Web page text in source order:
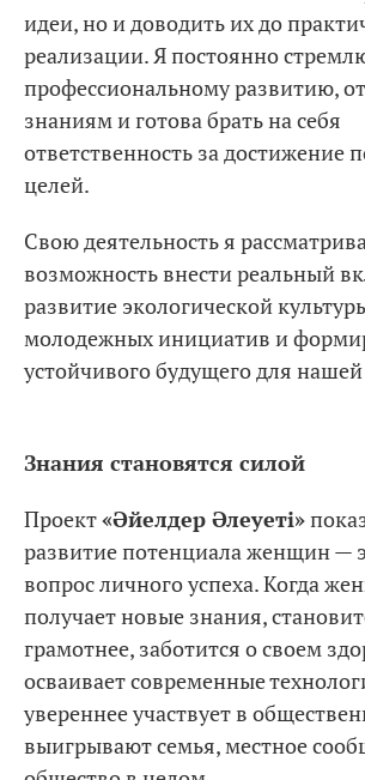
идеи, но и доводить их до
реализации. Я постоянно
профессиональному развитию,
знаниям и готова брать на себя
ответственность за достижение
целей.
Свою деятельность я
возможность внести реальный
развитие экологической
молодежных инициатив и
устойчивого будущего для
Знания становятся силой
Проект«Әйелдер Әлеуеті»
развитие потенциала женщин —
вопрос личного успеха. Когда
получает новые знания,
грамотнее, заботится о своем
осваивает современные
увереннее участвует в
выигрывают семья, местное